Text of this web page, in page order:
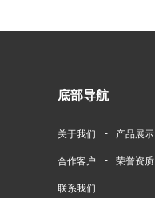
底部导航
关于我们 产品展示
合作客户 荣誉资质
联系我们